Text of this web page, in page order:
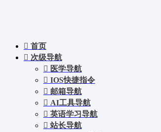
首页
次级导航
医学导航
IOS快捷指令
邮箱导航
AI工具导航
英语学习导航
站长导航